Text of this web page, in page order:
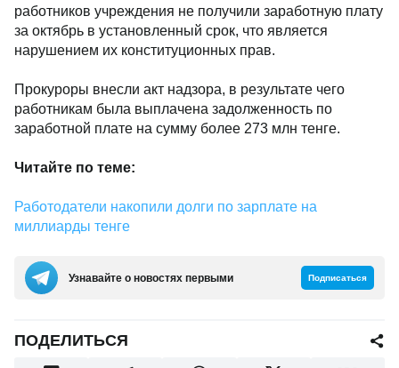
работников учреждения не получили заработную плату
за октябрь в установленный срок, что является
нарушением их конституционных прав.
Прокуроры внесли акт надзора, в результате чего
работникам была выплачена задолженность по
заработной плате на сумму более 273 млн тенге.
Читайте по теме:
Работодатели накопили долги по зарплате на
миллиарды тенге
Узнавайте о новостях первыми Подписаться
ПОДЕЛИТЬСЯ